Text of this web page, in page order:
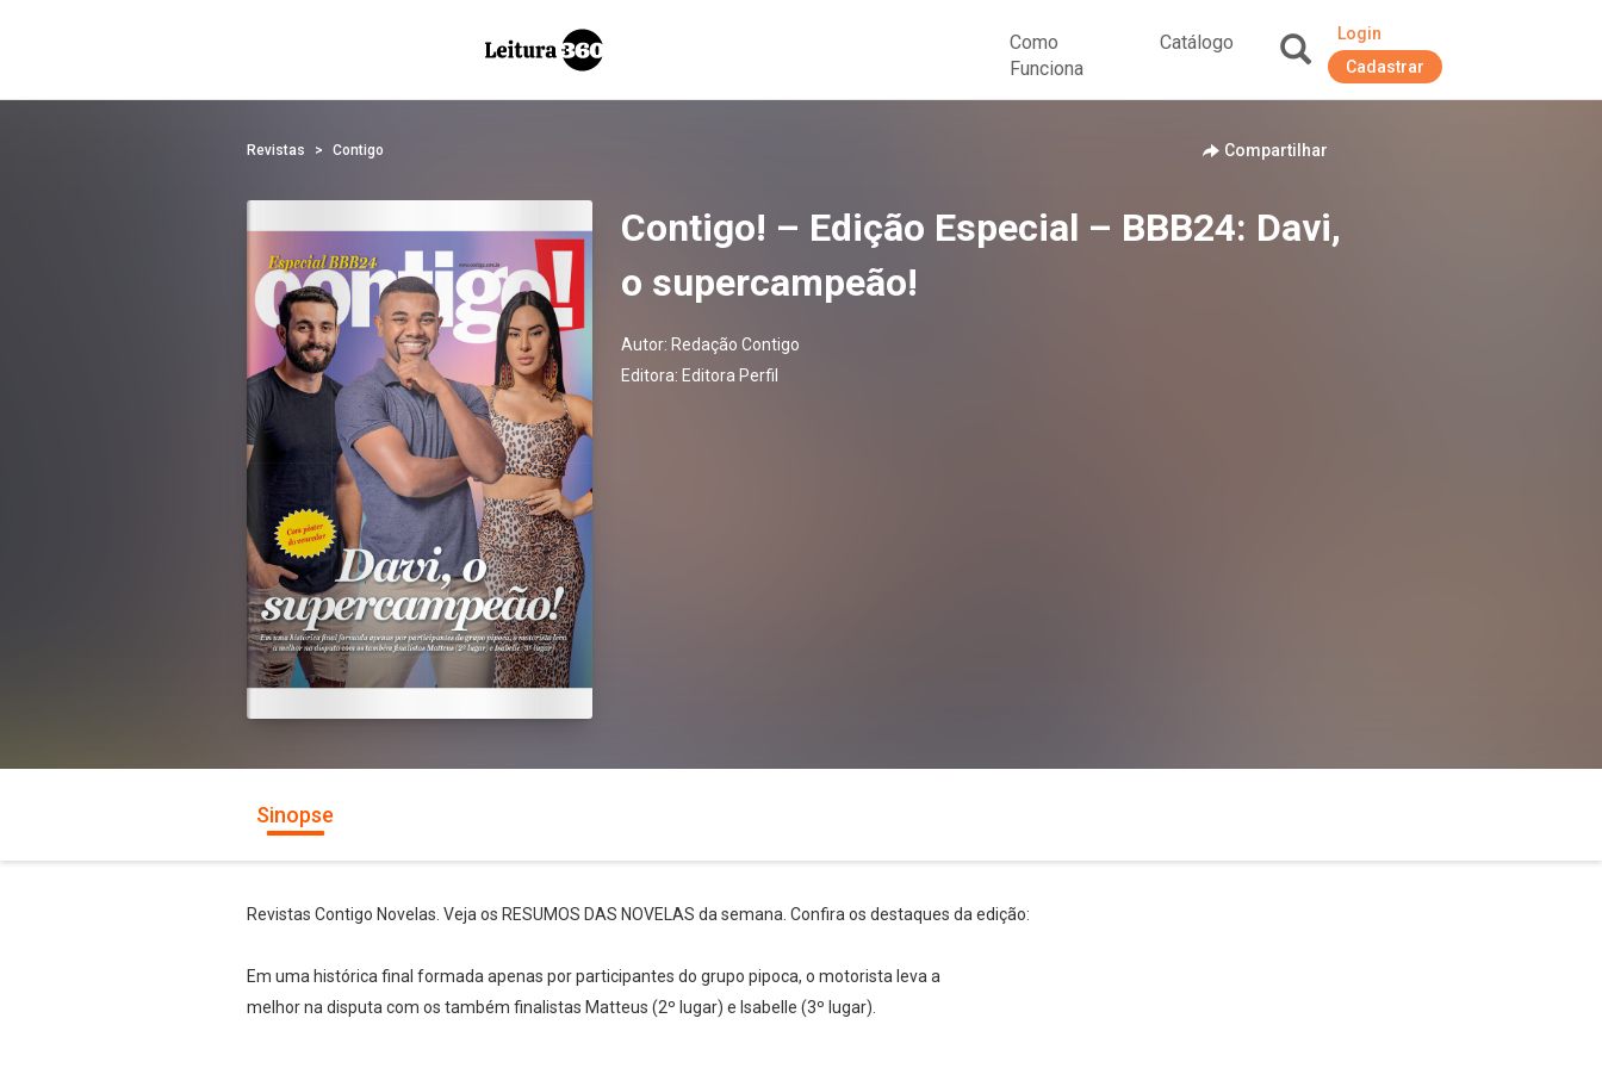
Como
Funciona
Catálogo
Login
Cadastrar
Revistas Contigo Compartilhar
Contigo! – Edição Especial – BBB24: Davi,
o supercampeão!
Autor: Redação Contigo
Editora: Editora Perfil
Sinopse
Revistas Contigo Novelas. Veja os RESUMOS DAS NOVELAS da semana. Confira os destaques da edição:
Em uma histórica final formada apenas por participantes do grupo pipoca, o motorista leva a
melhor na disputa com os também finalistas Matteus (2º lugar) e Isabelle (3º lugar).